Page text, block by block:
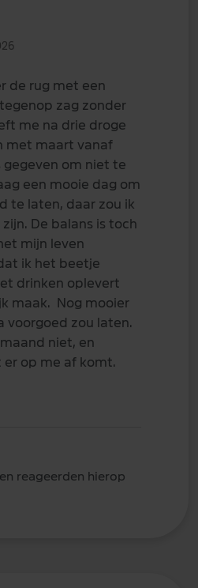
de rug met een
zag zonder
me na drie droge
met maart vanaf
gegeven om niet te
een mooie dag om
te laten, daar zou ik
De balans is toch
mijn leven
ik het beetje
drinken oplevert
maak. Nog mooier
voorgoed zou laten.
niet, en
op me af komt.
reageerden hierop